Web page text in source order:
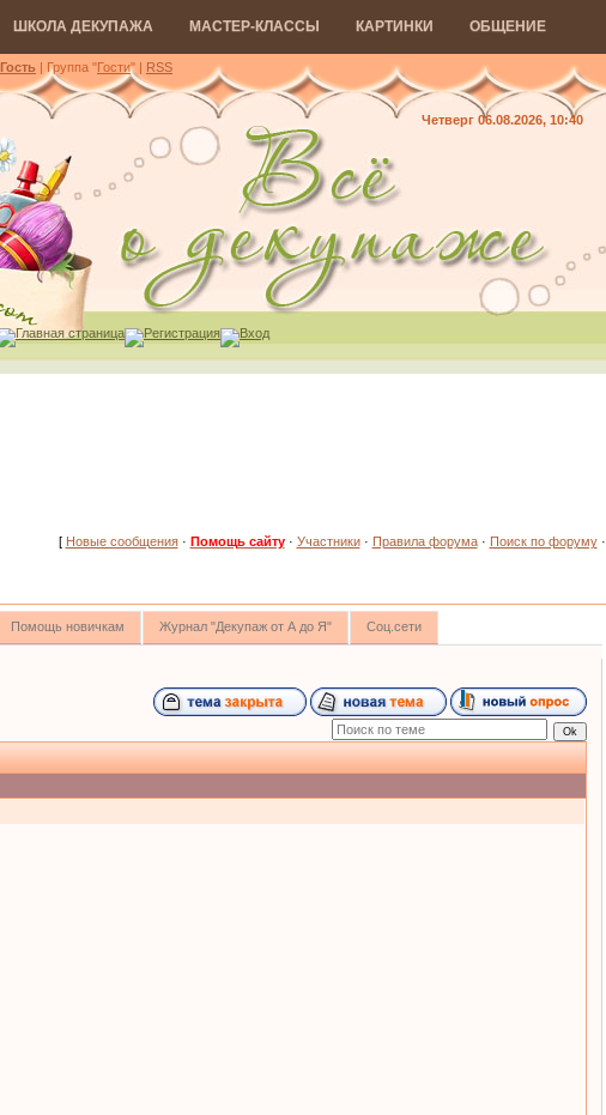
ШКОЛА ДЕКУПАЖА МАСТЕР-КЛАССЫ КАРТИНКИ ОБЩЕНИЕ
Гость | Группа "Гости" | RSS
Четверг 06.08.2026, 10:40
Главная страница Регистрация Вход
[ Новые сообщения· Помощь сайту· Участники· Правила форума· Поиск по форуму·
Помощь новичкам Журнал "Декупаж от А до Я" Соц.сети